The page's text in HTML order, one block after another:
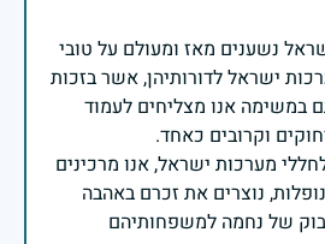
נשענים מאז ומעולם על טובי
ישראל לדורותיהן, אשר בזכות
במשימה אנו מצליחים לעמוד
מערכות ישראל, אנו מרכינים
נוצרים את זכרם באהבה
של נחמה למשפחותיהם